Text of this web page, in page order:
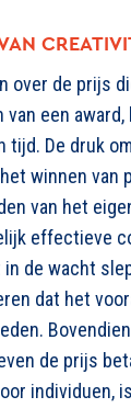
over de prijs
een award,
tijd. De druk
winnen van
van het
effectieve
de wacht
dat het
de prijs
individuen,